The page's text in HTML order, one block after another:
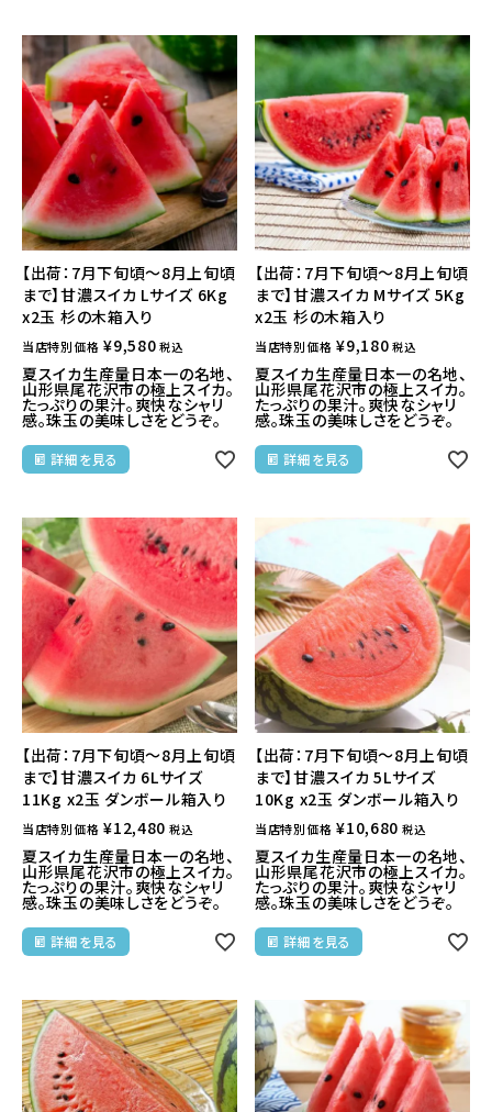
【出荷：7月下旬頃～8月上旬頃
まで】甘濃スイカ Lサイズ 6Kg
x2玉 杉の木箱入り
当店特別価格 ¥9,580 税込
夏スイカ生産量日本一の名地、
山形県尾花沢市の極上スイカ。
たっぷりの果汁。爽快なシャリ
感。珠玉の美味しさをどうぞ。
詳細を見る
【出荷：7月下旬頃～8月上旬頃
まで】甘濃スイカ Mサイズ 5Kg
x2玉 杉の木箱入り
当店特別価格 ¥9,180 税込
夏スイカ生産量日本一の名地、
山形県尾花沢市の極上スイカ。
たっぷりの果汁。爽快なシャリ
感。珠玉の美味しさをどうぞ。
詳細を見る
【出荷：7月下旬頃～8月上旬頃
まで】甘濃スイカ 6Lサイズ
11Kg x2玉 ダンボール箱入り
当店特別価格 ¥12,480 税込
夏スイカ生産量日本一の名地、
山形県尾花沢市の極上スイカ。
たっぷりの果汁。爽快なシャリ
感。珠玉の美味しさをどうぞ。
詳細を見る
【出荷：7月下旬頃～8月上旬頃
まで】甘濃スイカ 5Lサイズ
10Kg x2玉 ダンボール箱入り
当店特別価格 ¥10,680 税込
夏スイカ生産量日本一の名地、
山形県尾花沢市の極上スイカ。
たっぷりの果汁。爽快なシャリ
感。珠玉の美味しさをどうぞ。
詳細を見る